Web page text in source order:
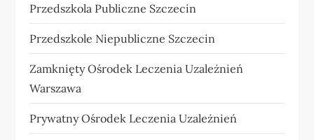
Przedszkola Publiczne Szczecin
Przedszkole Niepubliczne Szczecin
Zamknięty Ośrodek Leczenia Uzależnień
Warszawa
Prywatny Ośrodek Leczenia Uzależnień